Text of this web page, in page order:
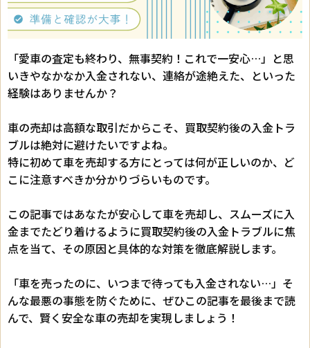
「愛車の査定も終わり、無事契約！これで一安心…」と思
いきやなかなか入金されない、連絡が途絶えた、といった
経験はありませんか？
車の売却は高額な取引だからこそ、買取契約後の入金トラ
ブルは絶対に避けたいですよね。
特に初めて車を売却する方にとっては何が正しいのか、ど
こに注意すべきか分かりづらいものです。
この記事ではあなたが安心して車を売却し、スムーズに入
金までたどり着けるように買取契約後の入金トラブルに焦
点を当て、その原因と具体的な対策を徹底解説します。
「車を売ったのに、いつまで待っても入金されない…」そ
んな最悪の事態を防ぐために、ぜひこの記事を最後まで読
んで、賢く安全な車の売却を実現しましょう！